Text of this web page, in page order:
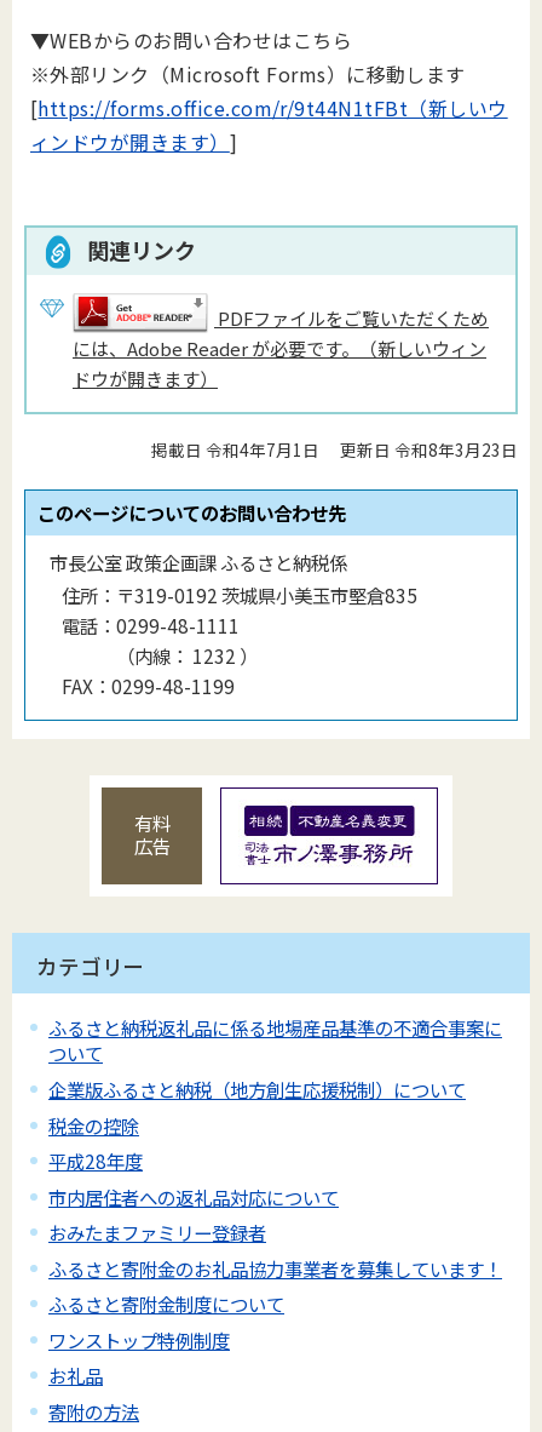
▼WEBからのお問い合わせはこちら
※外部リンク（Microsoft Forms）に移動します
[https://forms.office.com/r/9t44N1tFBt（新しいウ
ィンドウが開きます） ]
関連リンク
PDFファイルをご覧いただくため
には、Adobe Reader が必要です。（新しいウィン
ドウが開きます）
掲載日 令和4年7月1日 更新日 令和8年3月23日
このページについてのお問い合わせ先
市長公室 政策企画課 ふるさと納税係
住所： 〒319-0192 茨城県小美玉市堅倉835
電話： 0299-48-1111
（内線 ： 1232 ）
FAX： 0299-48-1199
有料
広告
カテゴリー
ふるさと納税返礼品に係る地場産品基準の不適合事案に
ついて
企業版ふるさと納税（地方創生応援税制）について
税金の控除
平成28年度
市内居住者への返礼品対応について
おみたまファミリー登録者
ふるさと寄附金のお礼品協力事業者を募集しています！
ふるさと寄附金制度について
ワンストップ特例制度
お礼品
寄附の方法